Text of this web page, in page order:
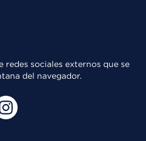
redes sociales externos que se
del navegador.